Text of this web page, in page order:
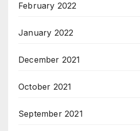
February 2022
January 2022
December 2021
October 2021
September 2021